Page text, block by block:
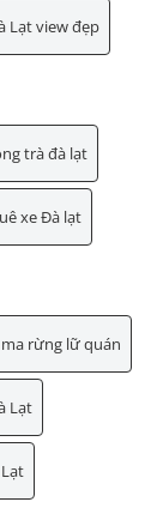
Lạt view đẹp
trà đà lạt
xe Đà lạt
rừng lữ quán
Lạt